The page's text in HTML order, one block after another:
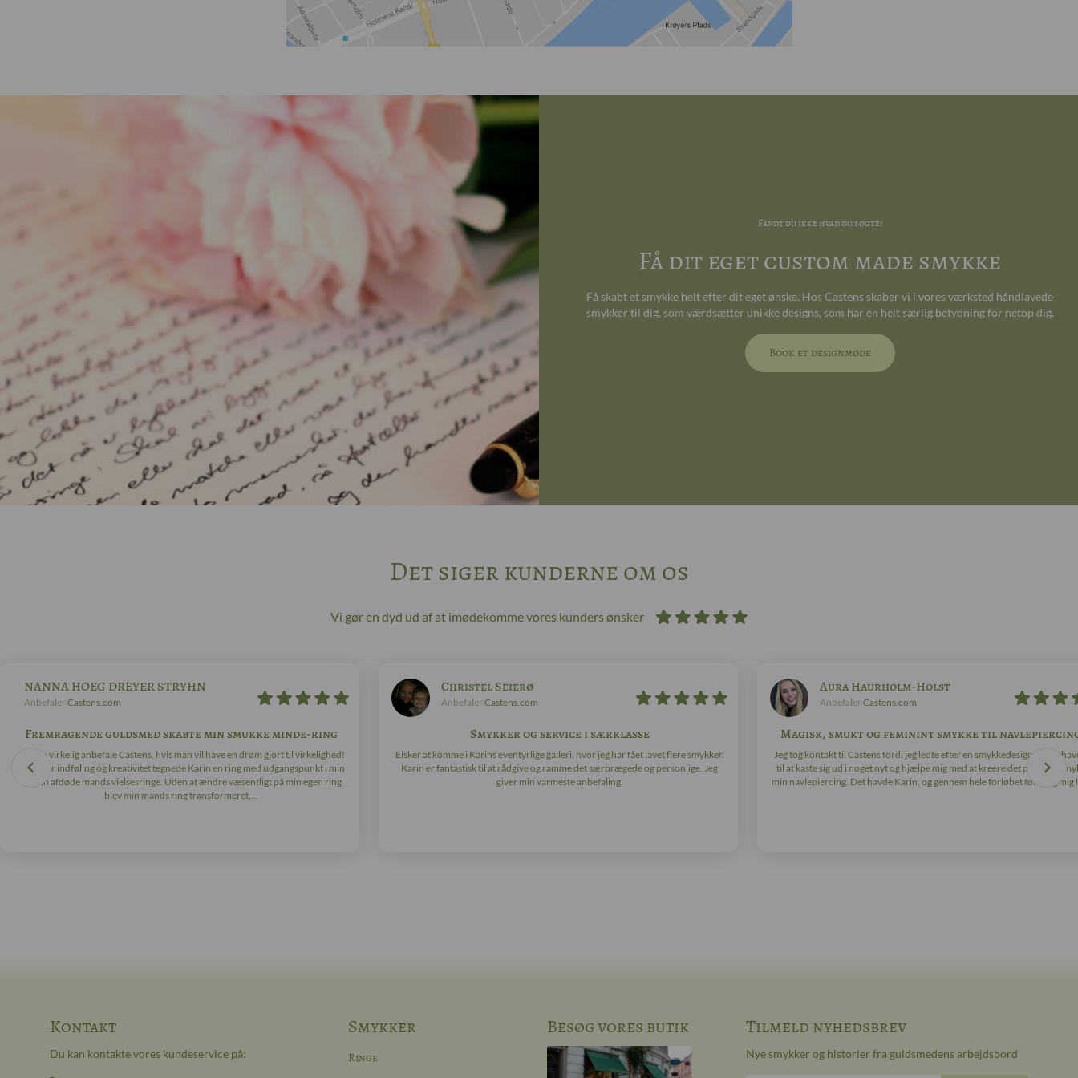
Fandt du ikke hvad du søgte?
Få dit eget custom made smykke
Få skabt et smykke helt efter dit eget ønske. Hos Castens skaber vi i vores værksted håndlavede
smykker til dig, som værdsætter unikke designs, som har en helt særlig betydning for netop dig.
Book et designmøde
Det siger kunderne om os
Vi gør en dyd ud af at imødekomme vores kunders ønsker
NANNA HOEG DREYER STRYHN
Anbefaler Castens.com
Fremragende guldsmed skabte min smukke minde-ring
Jeg kan virkelig anbefale Castens, hvis man vil have en drøm gjort til virkelighed!
Med stor indføling og kreativitet tegnede Karin en ring med udgangspunkt i min
og min afdøde mands vielsesringe. Uden at ændre væsentligt på min egen ring
blev min mands ring transformeret,...
Christel Seierø
Anbefaler Castens.com
Smykker og service i særklasse
Elsker at komme i Karins eventyrlige galleri, hvor jeg har fået lavet flere smykker.
Karin er fantastisk til at rådgive og ramme det særprægede og personlige. Jeg
giver min varmeste anbefaling.
Aura Haurholm-Holst
Anbefaler Castens.com
Magisk, smukt og feminint smykke til
Jeg tog kontakt til Castens fordi jeg ledte efter en smykkedesigner, der
til at kaste sig ud i noget nyt og hjælpe mig med at kreere det perfekte
min navlepiercing. Det havde Karin, og gennem hele forløbet følte jeg mig
Kontakt
Du kan kontakte vores kundeservice på:
Smykker
Ringe
Besøg vores butik Tilmeld nyhedsbrev
Nye smykker og historier fra guldsmedens arbejdsbord